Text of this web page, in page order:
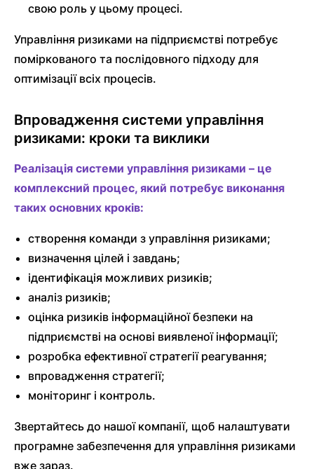
свою роль у цьому процесі.
Управління ризиками на підприємстві потребує
поміркованого та послідовного підходу для
оптимізації всіх процесів.
Впровадження системи управління
ризиками: кроки та виклики
Реалізація системи управління ризиками – це
комплексний процес, який потребує виконання
таких основних кроків:
створення команди з управління ризиками;
визначення цілей і завдань;
ідентифікація можливих ризиків;
аналіз ризиків;
оцінка ризиків інформаційної безпеки на
підприємстві на основі виявленої інформації;
розробка ефективної стратегії реагування;
впровадження стратегії;
моніторинг і контроль.
Звертайтесь до нашої компанії, щоб налаштувати
програмне забезпечення для управління ризиками
вже зараз.